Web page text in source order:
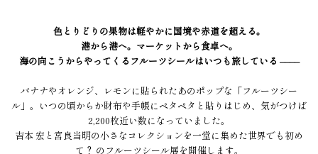
色とりどりの果物は軽やかに国境や赤道を超える。
港から港へ。マーケットから食卓へ。
海の向こうからやってくるフルーツシールはいつも旅している ––––
バナナやオレンジ、レモンに貼られたあのポップな「フルーツシー
ル」。いつの頃からか財布や手帳にペタペタと貼りはじめ、気がつけば
2,200枚近い数になっていました。
吉本 宏と宮良当明の小さなコレクションを一堂に集めた世界でも初め
て？ のフルーツシール展を開催します。